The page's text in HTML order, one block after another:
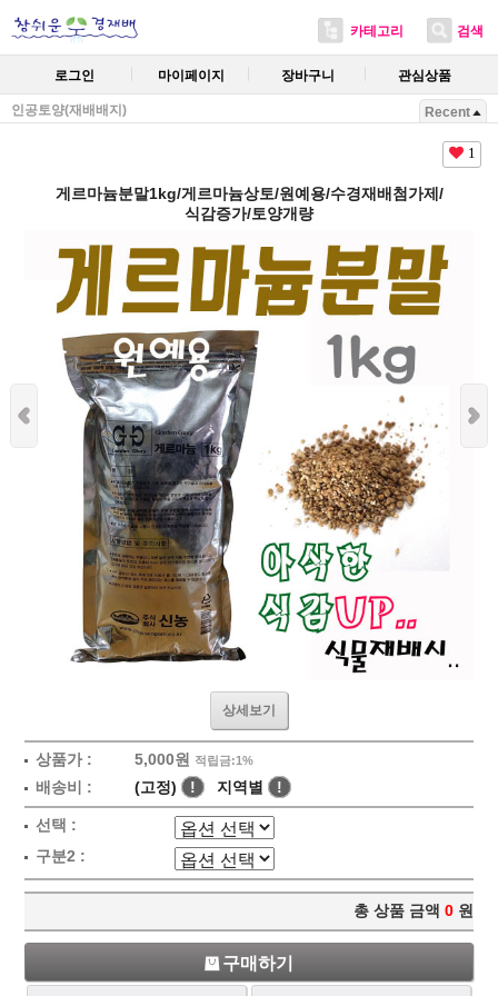
카테고리 검색
로그인 마이페이지 장바구니 관심상품
인공토양(재배배지) Recent
1
게르마늄분말1kg/게르마늄상토/원예용/수경재배첨가제/
식감증가/토양개량
상세보기
상품가 : 5,000원 적립금:1%
배송비 : (고정) ! 지역별 !
선택 :
구분2 :
총 상품 금액 0 원
구매하기